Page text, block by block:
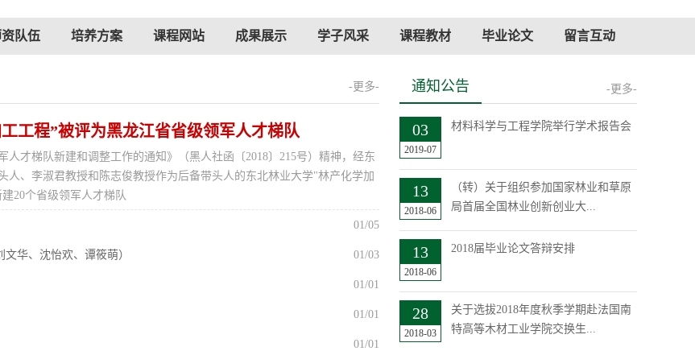
队伍 培养方案 课程网站 成果展示 学子风采 课程教材 毕业论文 留言互动
-更多-
工程”被评为黑龙江省省级领军人才梯队
才梯队新建和调整工作的通知》（黑人社函〔2018〕215号）精神，经东
、李淑君教授和陈志俊教授作为后备带头人的东北林业大学"林产化学加
20个省级领军人才梯队
01/05
华、沈怡欢、谭筱萌） 01/03
01/01
01/01
01/01
通知公告
03
2019-07
材料科学与工程学院举行学术报告会
13
2018-06
（转）关于组织参加国家林业和草原
局首届全国林业创新创业大...
13
2018-06
2018届毕业论文答辩安排
28
2018-03
关于选拔2018年度秋季学期赴法国南
特高等木材工业学院交换生...
-更多-